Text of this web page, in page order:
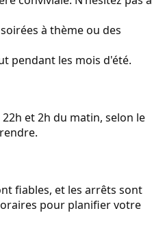
à thème ou des
pendant les mois d'été.
et 2h du matin, selon le
fiables, et les arrêts sont
pour planifier votre